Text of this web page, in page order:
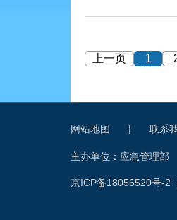
上一页 1
网站地图 | 联系
主办单位：应急管理部
京ICP备18056520号-2